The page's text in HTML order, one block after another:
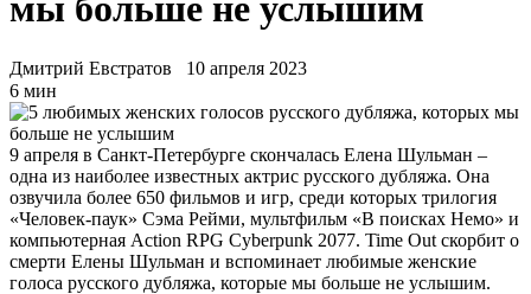
мы больше не услышим
Дмитрий Евстратов
10 апреля 2023
6 мин
9 апреля в Санкт-Петербурге скончалась Елена Шульман –
одна из наиболее известных актрис русского дубляжа. Она
озвучила более 650 фильмов и игр, среди которых трилогия
«Человек-паук» Сэма Рейми, мультфильм «В поисках Немо» и
компьютерная Action RPG Cyberpunk 2077. Time Out скорбит о
смерти Елены Шульман и вспоминает любимые женские
голоса русского дубляжа, которые мы больше не услышим.